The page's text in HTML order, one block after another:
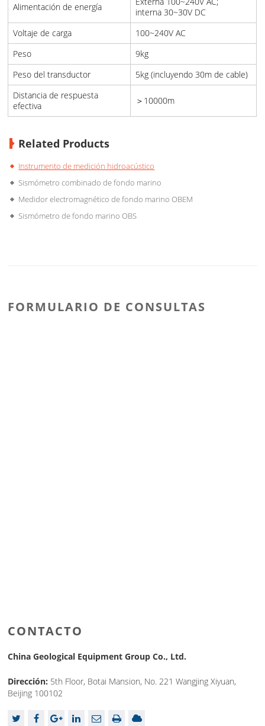
Alimentación de energía
interna 30~30V DC
Voltaje de carga
100~240V AC
Peso
9kg
Peso del transductor
5kg (incluyendo 30m de cable)
Distancia de respuesta
efectiva
＞10000m
Related Products
Instrumento de medición hidroacústico
Sismómetro combinado de fondo marino
Medidor electromagnético de fondo marino OBEM
Sismómetro de fondo marino OBS
FORMULARIO DE CONSULTAS
CONTACTO
China Geological Equipment Group Co., Ltd.
Dirección: 5th Floor, Botai Mansion, No. 221 Wangjing Xiyuan,
Beijing 100102